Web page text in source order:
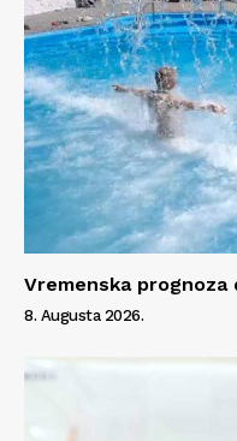
Vremenska prognoza
8. Augusta 2026.